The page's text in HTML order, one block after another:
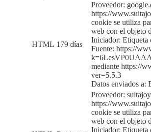
HTML 179 días
Proveedor:
https://
cookie se utiliza
web con el objeto
Iniciador: Etiqueta
Fuente: https://
mediante https://
ver=5.5.3
Datos enviados a:
Proveedor:
https://
cookie se utiliza
web con el objeto
Iniciador: Etiqueta